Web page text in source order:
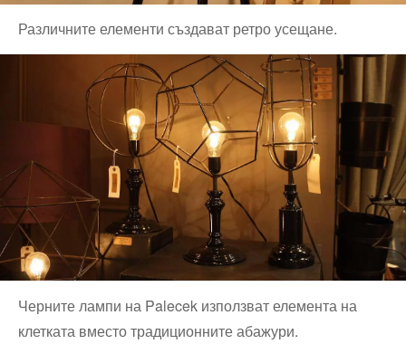
Различните елементи създават ретро усещане.
Черните лампи на Palecek използват елемента на
клетката вместо традиционните абажури.